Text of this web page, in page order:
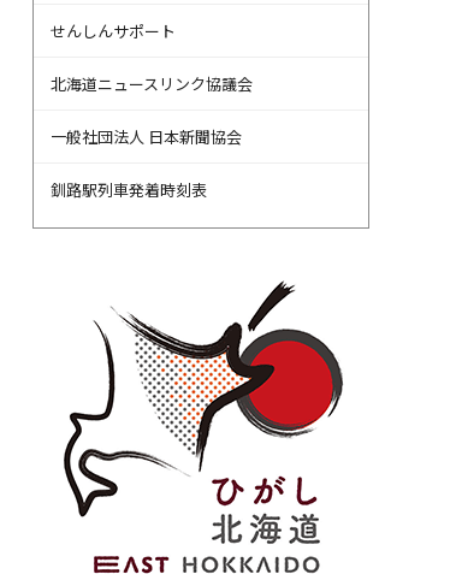
せんしんサポート
北海道ニュースリンク協議会
一般社団法人 日本新聞協会
釧路駅列車発着時刻表